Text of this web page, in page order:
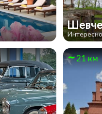
21 км